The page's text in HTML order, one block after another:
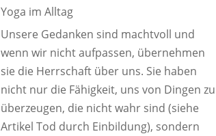
Yoga im Alltag
Unsere Gedanken sind machtvoll und
wenn wir nicht aufpassen, übernehmen
sie die Herrschaft über uns. Sie haben
nicht nur die Fähigkeit, uns von Dingen zu
überzeugen, die nicht wahr sind (siehe
Artikel Tod durch Einbildung), sondern